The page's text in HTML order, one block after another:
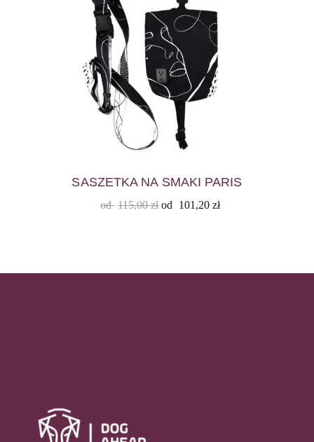
SASZETKA NA SMAKI PARIS
od 115,00zł od 101,20zł